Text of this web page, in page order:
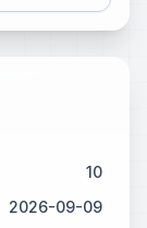
10
2026-09-09